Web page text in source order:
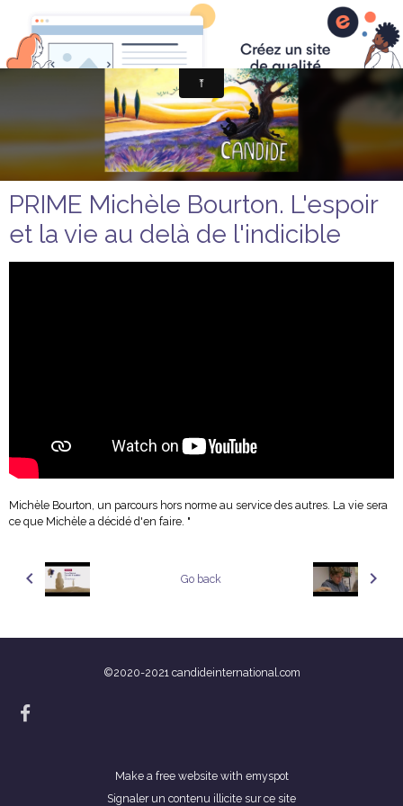
PRIME Michèle Bourton. L'espoir
et la vie au delà de l'indicible
Michèle Bourton, un parcours hors norme au service des autres. La vie sera
ce que Michèle a décidé d'en faire. "
Go back
©2020-2021 candideinternational.com
Make a free websitewith emyspot
Signaler un contenu illicite sur ce site